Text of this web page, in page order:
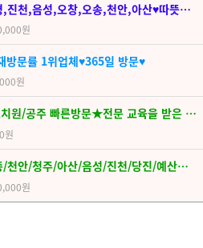
홈케어 [뷰티풀] ♥청주,세종,증평,진천,음성,오창,오송,천안,아산♥따뜻하고 친절한 관리로 감동을 전해드립니다!!
원
방문률 1위업체♥365일 방문♥
원
홈타이 [핑크] 세종/청주/오송/조치원/공주 빠른방문★전문 교육을 받은 최고의 관리사★만족도TOP
원
홈케어 [우유] 충청권전지역/세종/천안/청주/아산/음성/진천/당진/예산☆누구도 따라올수없는 관리실력
원